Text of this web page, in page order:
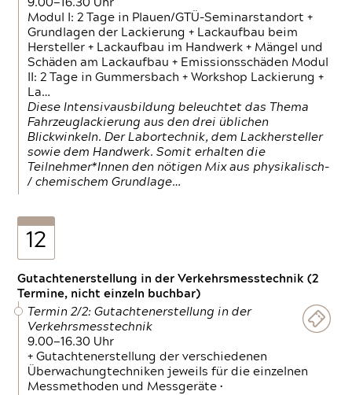
9.00—16.30 Uhr
Modul I: 2 Tage in Plauen/GTÜ-Seminarstandort +
Grundlagen der Lackierung + Lackaufbau beim
Hersteller + Lackaufbau im Handwerk + Mängel und
Schäden am Lackaufbau + Emissionsschäden Modul
II: 2 Tage in Gummersbach + Workshop Lackierung +
La…
Diese Intensivausbildung beleuchtet das Thema
Fahrzeuglackierung aus den drei üblichen
Blickwinkeln. Der Labortechnik, dem Lackhersteller
sowie dem Handwerk. Somit erhalten die
Teilnehmer*Innen den nötigen Mix aus physikalisch-
/ chemischem Grundlage…
12
Gutachtenerstellung in der Verkehrsmesstechnik (2
Termine, nicht einzeln buchbar)
Termin 2/2: Gutachtenerstellung in der
Verkehrsmesstechnik
9.00—16.30 Uhr
+ Gutachtenerstellung der verschiedenen
Überwachungtechniken jeweils für die einzelnen
Messmethoden und Messgeräte •